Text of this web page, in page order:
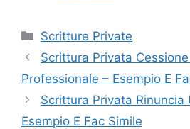
Categorie
Scritture Private
Scrittura Privata
Professionale – Esempio E
Scrittura Privata Rinuncia
Esempio E Fac Simile